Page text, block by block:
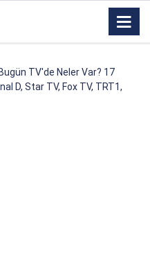
Bugün TV'de Neler Var? 17
D, Star TV, Fox TV, TRT1,